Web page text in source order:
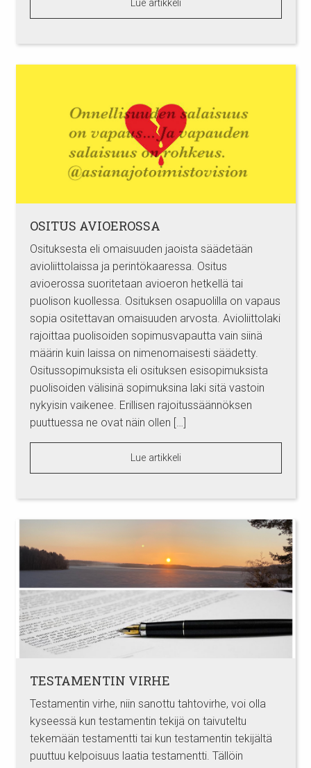
Lue artikkeli
OSITUS AVIOEROSSA
Osituksesta eli omaisuuden jaoista säädetään
avioliittolaissa ja perintökaaressa. Ositus
avioerossa suoritetaan avioeron hetkellä tai
puolison kuollessa. Osituksen osapuolilla on vapaus
sopia ositettavan omaisuuden arvosta. Avioliittolaki
rajoittaa puolisoiden sopimusvapautta vain siinä
määrin kuin laissa on nimenomaisesti säädetty.
Ositussopimuksista eli osituksen esisopimuksista
puolisoiden välisinä sopimuksina laki sitä vastoin
nykyisin vaikenee. Erillisen rajoitussäännöksen
puuttuessa ne ovat näin ollen […]
Lue artikkeli
TESTAMENTIN VIRHE
Testamentin virhe, niin sanottu tahtovirhe, voi olla
kyseessä kun testamentin tekijä on taivuteltu
tekemään testamentti tai kun testamentin tekijältä
puuttuu kelpoisuus laatia testamentti. Tällöin